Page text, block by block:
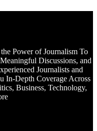
Power of Journalism To
Discussions, and
Journalists and
In-Depth Coverage Across
Business, Technology,